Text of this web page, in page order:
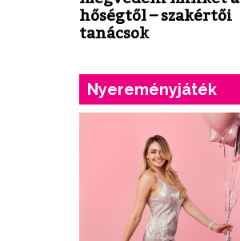
hőségtől – szakértői
tanácsok
Nyereményjáték